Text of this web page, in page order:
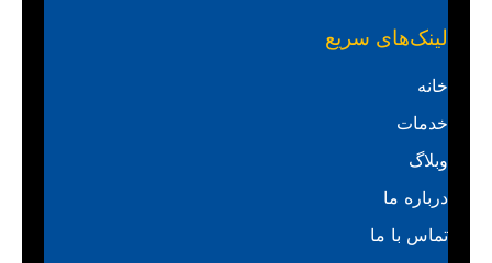
لینک‌های سریع
خانه
خدمات
وبلاگ
درباره ما
تماس با ما